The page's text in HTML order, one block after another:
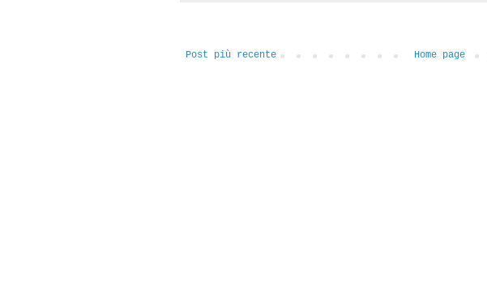
Post più recente Home page